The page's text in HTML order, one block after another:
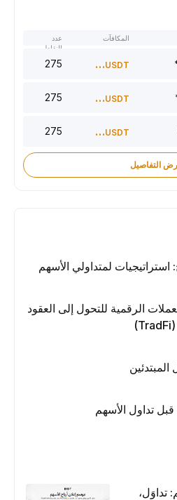
المكافآت
النقاط
300USDT
220USDT
150USDT
لمتداولي الأسهم
الرقمية للتحول إلى العقود
تداول الأسهم